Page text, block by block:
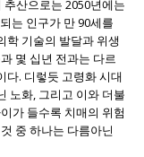
산으로는 2050년에는
는 인구가 만 90세를
학 기술의 발달과 위생
몇 십년 전과는 다르
다. 디렇듯 고령화 시대
노화, 그리고 이와 더불
가 들수록 치매의 위험
중 하나는 다름아닌